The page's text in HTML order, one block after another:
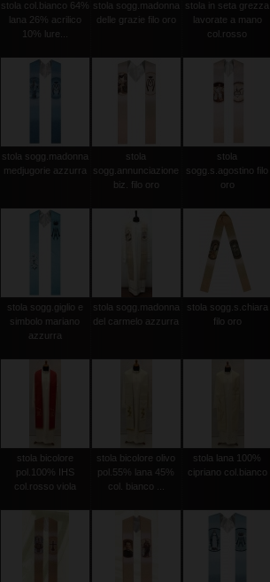
stola col.bianco 64%
lana 26% acrilico
10% lure...
stola sogg.madonna
delle grazie filo oro
stola in seta grezza
lavorate a mano
col.rosso
stola sogg.madonna
medjugorie azzurra
stola
sogg.annunciazione
biz. filo oro
stola
sogg.s.agostino filo
oro
stola sogg.giglio e
simbolo mariano
azzurra
stola sogg.madonna
del carmelo azzurra
stola sogg.s.chiara
filo oro
stola bicolore
pol.100% IHS
col.rosso viola
stola bicolore olivo
pol.55% lana 45%
col. bianco ...
stola lana 100%
cipriano col.bianco